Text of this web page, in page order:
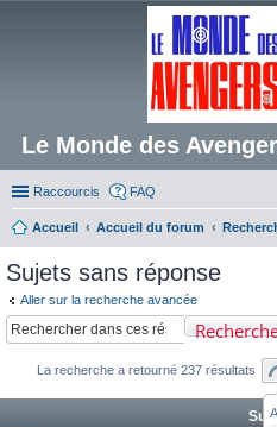
Le Monde des
Raccourcis FAQ
Accueil Accueil du forum
Sujets sans réponse
Aller sur la recherche avancée
La recherche a retourné 237 résultats